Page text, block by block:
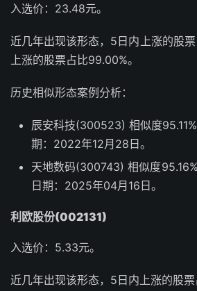
入选价：23.48元。
近几年出现该形态，5日内上涨的股
上涨的股票占比99.00%。
历史相似形态案例分析：
辰安科技(300523) 相似度
期：2022年12月28日。
天地数码(300743) 相似度95.16%
日期：2025年04月16日。
利欧股份(002131)
入选价：5.33元。
近几年出现该形态，5日内上涨的股